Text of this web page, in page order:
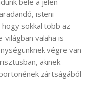
isteni
sokkal több az
világban valaha is
végre van
akinek
zártságából